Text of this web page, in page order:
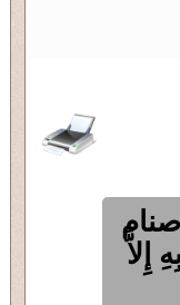
إِلاَّ